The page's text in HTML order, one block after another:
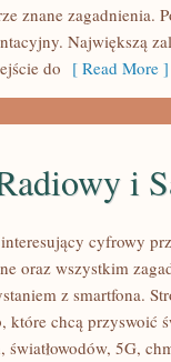
znane zagadnienia.
Największą
do [ Read More ]
i
cyfrowy
oraz wszystkim
z smartfona.
które chcą przyswoić
światłowodów, 5G,